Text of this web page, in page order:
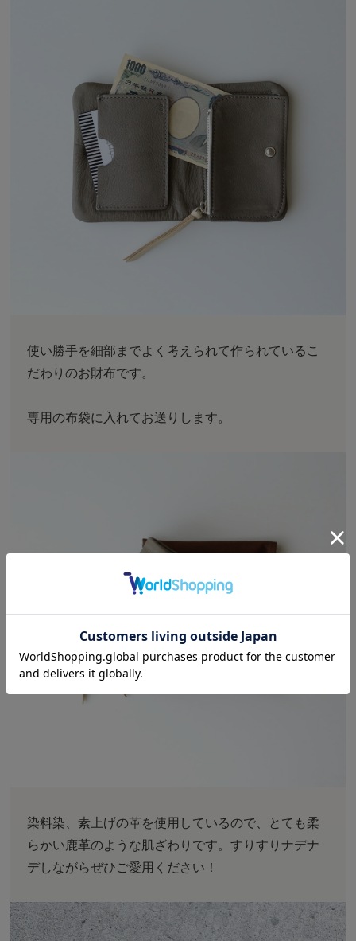
使い勝手を細部までよく考えられて作られているこ
だわりのお財布です。
専用の布袋に入れてお送りします。
染料染、素上げの革を使用しているので、とても柔
らかい鹿革のような肌ざわりです。すりすりナデナ
デしながらぜひご愛用ください！